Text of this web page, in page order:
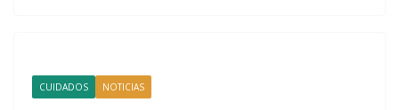
CUIDADOS NOTICIAS